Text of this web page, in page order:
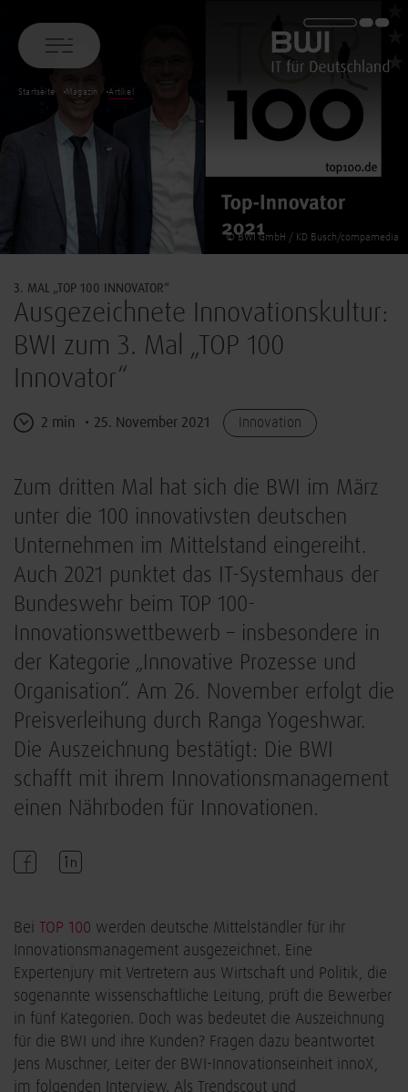
BWI GmbH
Startseite Magazin Artikel
© BWI GmbH / KD Busch/compamedia
3. MAL „TOP 100 INNOVATOR“
Ausgezeichnete Innovationskultur:
BWI zum 3. Mal „TOP 100
Innovator“
2 min 25. November 2021 Innovation
Zum dritten Mal hat sich die BWI im März
unter die 100 innovativsten deutschen
Unternehmen im Mittelstand eingereiht.
Auch 2021 punktet das IT-Systemhaus der
Bundeswehr beim TOP 100-
Innovationswettbewerb – insbesondere in
der Kategorie „Innovative Prozesse und
Organisation“. Am 26. November erfolgt die
Preisverleihung durch Ranga Yogeshwar.
Die Auszeichnung bestätigt: Die BWI
schafft mit ihrem Innovationsmanagement
einen Nährboden für Innovationen.
Bei TOP 100 werden deutsche Mittelständler für ihr
Innovationsmanagement ausgezeichnet. Eine
Expertenjury mit Vertretern aus Wirtschaft und Politik, die
sogenannte wissenschaftliche Leitung, prüft die Bewerber
in fünf Kategorien. Doch was bedeutet die Auszeichnung
für die BWI und ihre Kunden? Fragen dazu beantwortet
Jens Muschner, Leiter der BWI-Innovationseinheit innoX,
im folgenden Interview. Als Trendscout und